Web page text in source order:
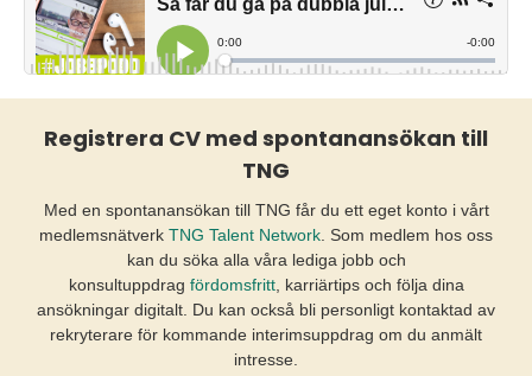
Registrera CV med spontanansökan till
TNG
Med en spontanansökan till TNG får du ett eget konto i vårt
medlemsnätverk TNG Talent Network . Som medlem hos oss
kan du söka alla våra lediga jobb och
konsultuppdrag fördomsfritt, karriärtips och följa dina
ansökningar digitalt. Du kan också bli personligt kontaktad av
rekryterare för kommande interimsuppdrag om du anmält
intresse.